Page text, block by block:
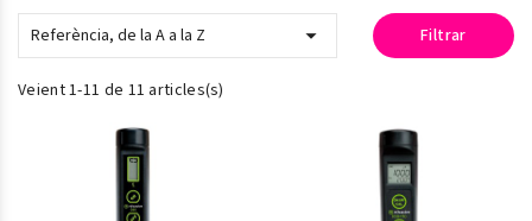
Referència, de la A a la Z  Filtrar
Veient 1-11 de 11 articles(s)